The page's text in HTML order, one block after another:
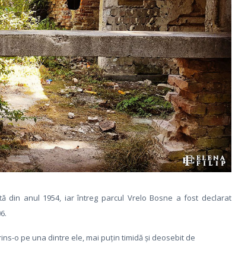
din anul 1954, iar întreg parcul Vrelo Bosne a fost declarat
o pe una dintre ele, mai puțin timidă și deosebit de